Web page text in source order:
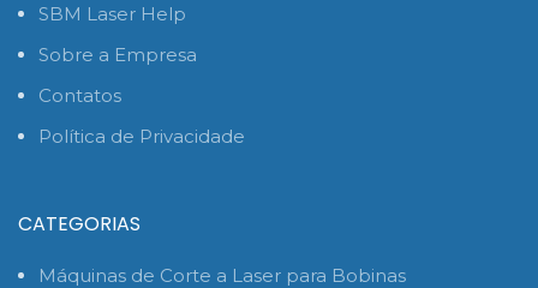
SBM Laser Help
Sobre a Empresa
Contatos
Política de Privacidade
CATEGORIAS
Máquinas de Corte a Laser para Bobinas